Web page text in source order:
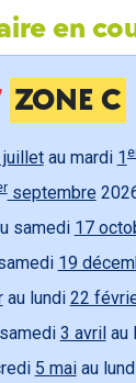
en
ZONE C
juilletau mardi 1
septembre
samedi 17
19
au lundi 22
3 avril au
5 maiau